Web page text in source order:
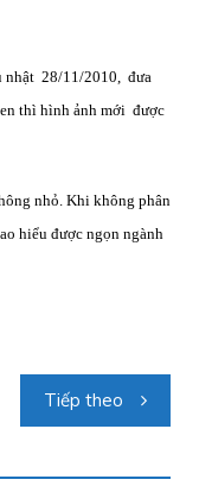
nhật 28/11/2010, đưa
thì hình ảnh mới được
nhỏ. Khi không phân
hiểu được ngọn ngành
Tiếp theo